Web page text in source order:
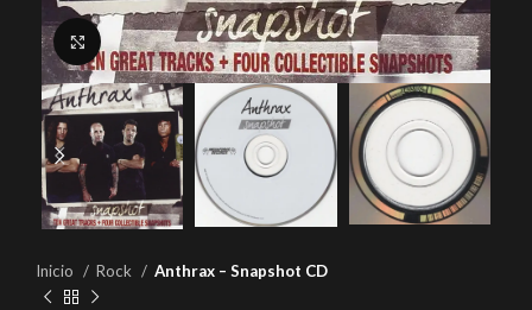
Click to enlarge
Inicio Rock Anthrax – Snapshot CD